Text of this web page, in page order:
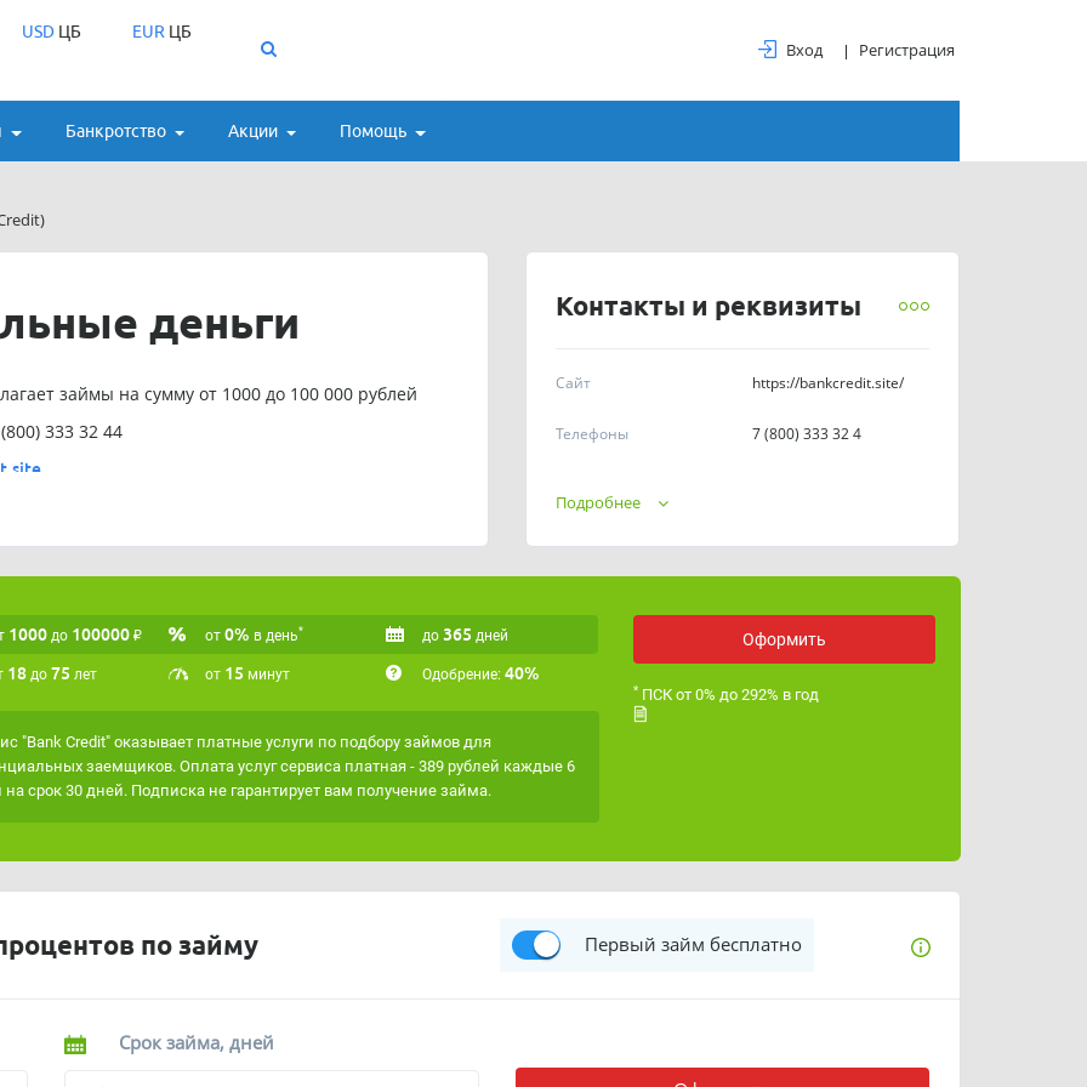
USDЦБ EUR ЦБ
Вход Регистрация
Банкротство Акции Помощь
Контакты и реквизиты
Сайт https://bankcredit.site/
Телефоны 7 (800) 333 32 4
Подробнее
деньги
займы на сумму от 1000 до 100 000 рублей
333 32 44
деньги" (Bank Credit)
точно подходить под ваши критерии,
рассказали в
этой статье.
1000 до 100000 ₽ от 0% в день* до 365 дней
18 до 75 лет от 15 минут Одобрение: 40%
"Bank Credit" оказывает платные услуги по подбору займов для
заемщиков. Оплата услуг сервиса платная - 389 рублей каждые 6
на срок 30 дней. Подписка не гарантирует вам получение займа.
Оформить
* ПСК от 0% до 292% в год
по займу Первый займ бесплатно
Срок займа, дней